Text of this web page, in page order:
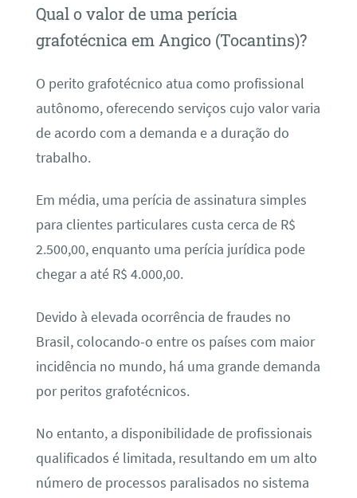
Qual o valor de uma perícia
grafotécnica em Angico (Tocantins)?
O perito grafotécnico atua como profissional
autônomo, oferecendo serviços cujo valor varia
de acordo com a demanda e a duração do
trabalho.
Em média, uma perícia de assinatura simples
para clientes particulares custa cerca de R$
2.500,00, enquanto uma perícia jurídica pode
chegar a até R$ 4.000,00.
Devido à elevada ocorrência de fraudes no
Brasil, colocando-o entre os países com maior
incidência no mundo, há uma grande demanda
por peritos grafotécnicos.
No entanto, a disponibilidade de profissionais
qualificados é limitada, resultando em um alto
número de processos paralisados no sistema